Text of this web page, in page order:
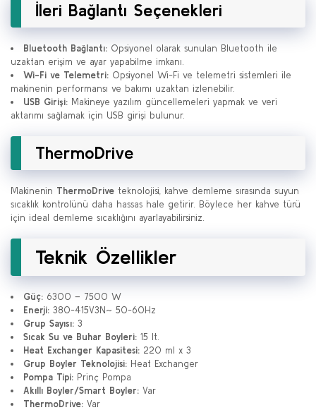
İleri Bağlantı Seçenekleri
Bluetooth Bağlantı: Opsiyonel olarak sunulan Bluetooth ile
uzaktan erişim ve ayar yapabilme imkanı.
Wi-Fi ve Telemetri: Opsiyonel Wi-Fi ve telemetri sistemleri ile
makinenin performansı ve bakımı uzaktan izlenebilir.
USB Girişi: Makineye yazılım güncellemeleri yapmak ve veri
aktarımı sağlamak için USB girişi bulunur.
ThermoDrive
Makinenin ThermoDrive teknolojisi, kahve demleme sırasında suyun
sıcaklık kontrolünü daha hassas hale getirir. Böylece her kahve türü
için ideal demleme sıcaklığını ayarlayabilirsiniz.
Teknik Özellikler
Güç: 6300 – 7500 W
Enerji: 380-415V3N~ 50-60Hz
Grup Sayısı: 3
Sıcak Su ve Buhar Boyleri: 15 lt.
Heat Exchanger Kapasitesi: 220 ml x 3
Grup Boyler Teknolojisi: Heat Exchanger
Pompa Tipi: Prinç Pompa
Akıllı Boyler/Smart Boyler: Var
ThermoDrive: Var